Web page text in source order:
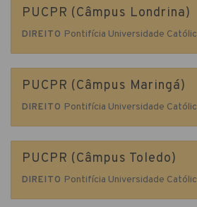
PUCPR (Câmpus Londrina)
DIREITO Pontifícia Universidade
PUCPR (Câmpus Maringá)
DIREITO Pontifícia Universidade
PUCPR (Câmpus Toledo)
DIREITO Pontifícia Universidade